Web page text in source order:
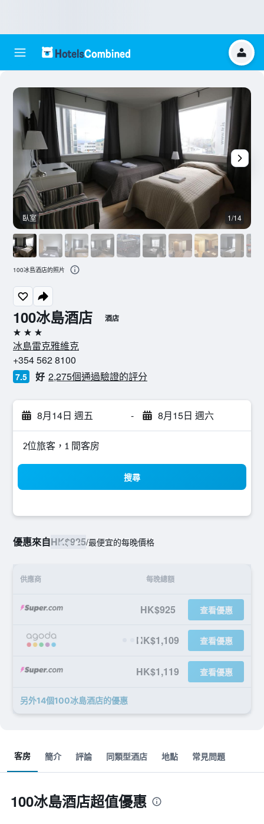
100冰島酒店 酒店
3星級
冰島雷克雅維克
+354 562 8100
7.5 好 2,275個通過驗證的評分
8月14日 週五 - 8月15日 週六
2位旅客，1 間客房
搜尋
優惠來自HK$925/最便宜的每晚價格
供應商 每晚總額
HK$925 查看優惠
HK$1,109 查看優惠
HK$1,119 查看優惠
另外14個100冰島酒店​的優惠
臥室 1/14
100冰島酒店的照片
客房 簡介 評論 同類型酒店 地點 常見問題
100冰島酒店超值優惠